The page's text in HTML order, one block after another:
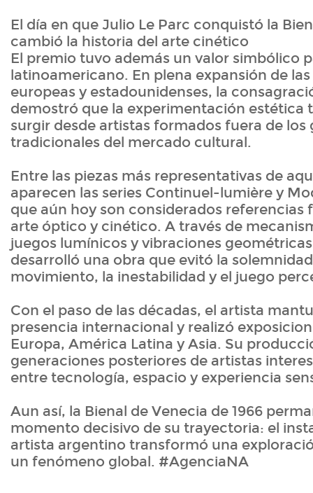
El día en que Julio Le Parc conquistó la
cambió la historia del arte cinético
El premio tuvo además un valor simbólico
latinoamericano. En plena expansión de
europeas y estadounidenses, la
demostró que la experimentación estética
surgir desde artistas formados fuera de los
tradicionales del mercado cultural.
Entre las piezas más representativas de
aparecen las series Continuel-lumière y
que aún hoy son considerados referencias
arte óptico y cinético. A través de
juegos lumínicos y vibraciones
desarrolló una obra que evitó la
movimiento, la inestabilidad y el juego
Con el paso de las décadas, el artista
presencia internacional y realizó
Europa, América Latina y Asia. Su
generaciones posteriores de artistas
entre tecnología, espacio y experiencia
Aun así, la Bienal de Venecia de 1966
momento decisivo de su trayectoria: el
artista argentino transformó una
un fenómeno global. #AgenciaNA